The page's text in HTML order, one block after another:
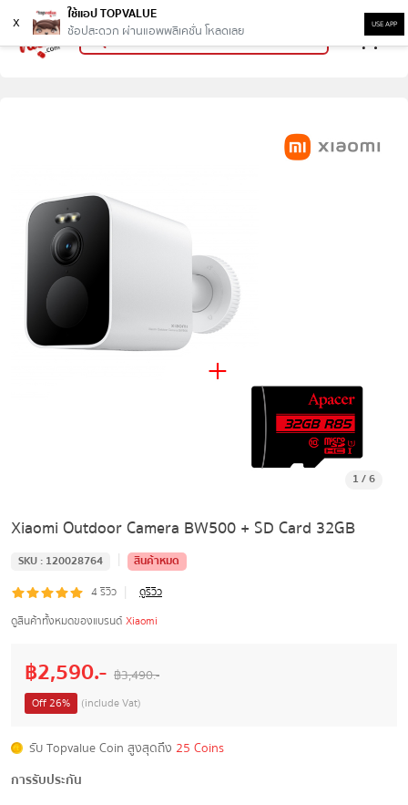
x
ใช้แอป TOPVALUE
ช้อปสะดวก ผ่านแอพพลิเคชั่น โหลดเลย
USE APP
1 /6
Xiaomi Outdoor Camera BW500 + SD Card 32GB
SKU : 120028764 |
สินค้าหมด
4รีวิว |
ดูรีวิว
ดูสินค้าทั้งหมดของแบรนด์ Xiaomi
฿2,590.- ฿3,490.-
Off26% (include Vat)
รับ Topvalue Coin สูงสุดถึง 25 Coins
การรับประกัน